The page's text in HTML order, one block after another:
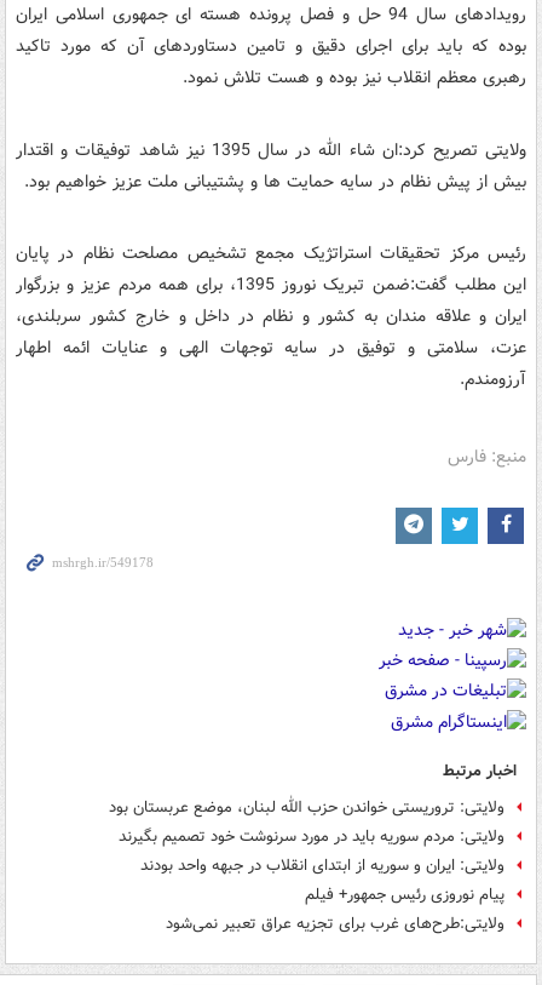
رویدادهای سال 94 حل و فصل پرونده هسته ای جمهوری اسلامی ایران
بوده که باید برای اجرای دقیق و تامین دستاوردهای آن که مورد تاکید
رهبری معظم انقلاب نیز بوده و هست تلاش نمود.
ولایتی تصریح کرد:ان شاء الله در سال 1395 نیز شاهد توفیقات و اقتدار
بیش از پیش نظام در سایه حمایت ها و پشتیبانی ملت عزیز خواهیم بود.
رئیس مرکز تحقیقات استراتژیک مجمع تشخیص مصلحت نظام در پایان
این مطلب گفت:ضمن تبریک نوروز 1395، برای همه مردم عزیز و بزرگوار
ایران و علاقه مندان به کشور و نظام در داخل و خارج کشور سربلندی،
عزت، سلامتی و توفیق در سایه توجهات الهی و عنایات ائمه اطهار
آرزومندم.
منبع: فارس
اخبار مرتبط
ولایتی: تروریستی خواندن حزب الله لبنان، موضع عربستان بود
ولایتی: مردم سوریه باید در مورد سرنوشت خود تصمیم بگیرند
ولایتی: ایران و سوریه از ابتدای انقلاب در جبهه واحد بودند
پیام نوروزی رئیس جمهور+ فیلم
ولایتی:طرح‌های غرب برای تجزیه عراق تعبیر نمی‌شود